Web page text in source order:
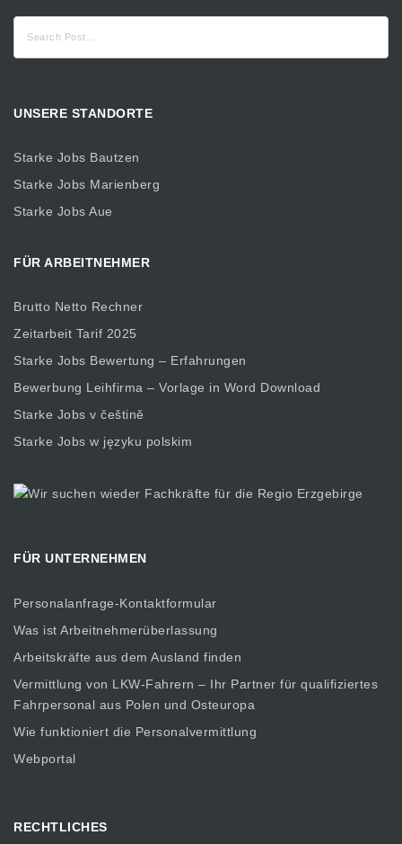
nach:
UNSERE STANDORTE
Starke Jobs Bautzen
Starke Jobs Marienberg
Starke Jobs Aue
FÜR ARBEITNEHMER
Brutto Netto Rechner
Zeitarbeit Tarif 2025
Starke Jobs Bewertung – Erfahrungen
Bewerbung Leihfirma – Vorlage in Word Download
Starke Jobs v češtině
Starke Jobs w języku polskim
FÜR UNTERNEHMEN
Personalanfrage-Kontaktformular
Was ist Arbeitnehmerüberlassung
Arbeitskräfte aus dem Ausland finden
Vermittlung von LKW-Fahrern – Ihr Partner für qualifiziertes
Fahrpersonal aus Polen und Osteuropa
Wie funktioniert die Personalvermittlung
Webportal
RECHTLICHES